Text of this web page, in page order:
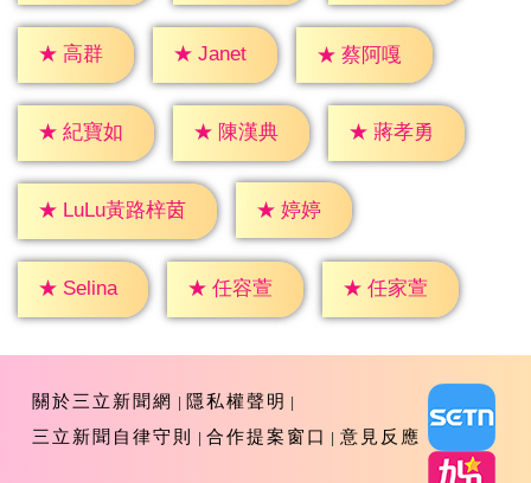
★ 高群 ★ Janet ★ 蔡阿嘎
★ 紀寶如 ★ 陳漢典 ★ 蔣孝勇
★ LuLu黃路梓茵 ★ 婷婷
★ Selina ★ 任容萱 ★ 任家萱
關於三立新聞網
隱私權聲明
三立新聞自律守則
合作提案窗口 意見反應